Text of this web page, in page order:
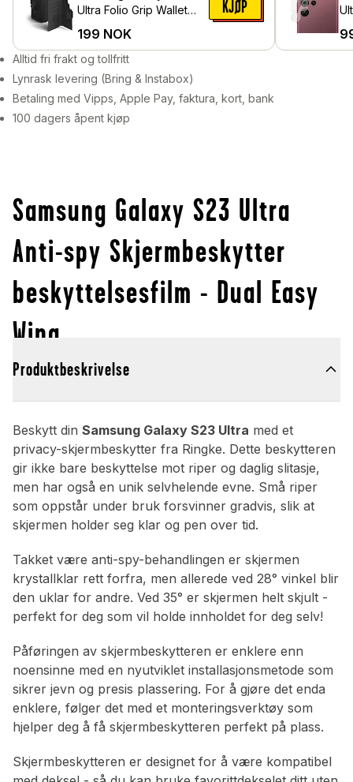
Ultra Folio Grip Wallet
199 NOK
KJØP
i
Alltid fri frakt og tollfritt
Lynrask levering (Bring & Instabox)
Betaling med Vipps, Apple Pay, faktura, kort, bank
100 dagers åpent kjøp
Samsung Galaxy S23 Ultra
Anti-spy Skjermbeskytter
beskyttelsesfilm - Dual Easy
Wing
Produktbeskrivelse
Beskytt din Samsung Galaxy S23 Ultra med et
privacy-skjermbeskytter fra Ringke. Dette beskytteren
gir ikke bare beskyttelse mot riper og daglig slitasje,
men har også en unik selvhelende evne. Små riper
som oppstår under bruk forsvinner gradvis, slik at
skjermen holder seg klar og pen over tid.
Takket være anti-spy-behandlingen er skjermen
krystallklar rett forfra, men allerede ved 28° vinkel blir
den uklar for andre. Ved 35° er skjermen helt skjult -
perfekt for deg som vil holde innholdet for deg selv!
Påføringen av skjermbeskytteren er enklere enn
noensinne med en nyutviklet installasjonsmetode som
sikrer jevn og presis plassering. For å gjøre det enda
enklere, følger det med et monteringsverktøy som
hjelper deg å få skjermbeskytteren perfekt på plass.
Skjermbeskytteren er designet for å være kompatibel